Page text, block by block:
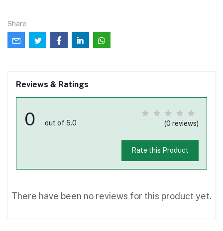
Share
Reviews & Ratings
0 out of 5.0 (0 reviews)
Rate this Product
There have been no reviews for this product yet.